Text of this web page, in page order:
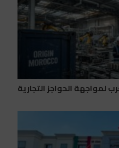
لمواجهة الحواجز التجارية